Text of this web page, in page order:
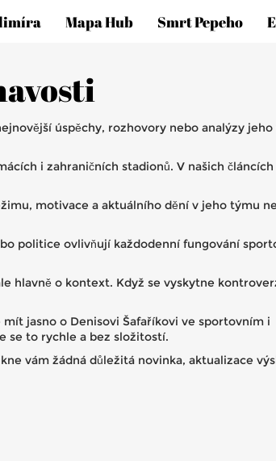
Mapa Hub Smrt Pepeho
úspěchy, rozhovory nebo analýzy jeho
i zahraničních stadionů. V našich
motivace a aktuálního dění v jeho týmu
politice ovlivňují každodenní fungování
hlavně o kontext. Když se vyskytne
jasno o Denisovi Šafaříkovi ve sportovním i
se to rychle a bez složitostí.
vám žádná důležitá novinka, aktualizace